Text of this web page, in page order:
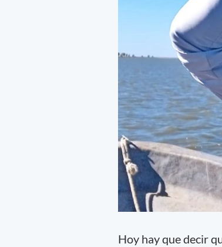
Hoy hay que decir